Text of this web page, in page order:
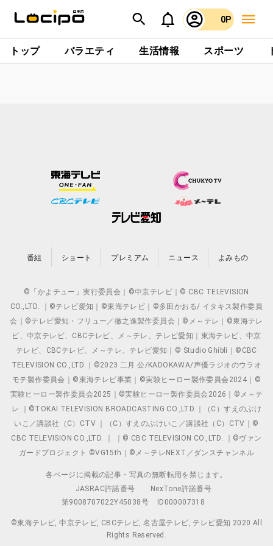
0P
トップ バラエティ 生活情報 スポーツ
番組 ショート プレミアム ニュース よみもの
©「かよチュー」実行委員会｜©中京テレビ｜© CBC TELEVISION
CO.,LTD. ｜©テレビ愛知｜©東海テレビ｜©多田かおる/ イタキス製作委員
会｜©テレビ愛知・フリュー／徹之進製作委員会｜©メ～テレ｜©東海テレ
ビ、中京テレビ、CBCテレビ、メ～テレ、テレビ愛知｜東海テレビ、中京
テレビ、CBCテレビ、メ～テレ、テレビ愛知｜© Studio Ghibli｜©CBC
TELEVISION CO.,LTD.｜©2023 二月 公/KADOKAWA/声優ラジオのウラオ
モテ製作委員会｜©東海テレビ事業｜©実験ヒーロー製作委員会2024｜©
実験ヒーロー製作委員会2025｜©実験ヒーロー製作委員会2026｜©メ～テ
レ ｜©TOKAI TELEVISION BROADCASTING CO.,LTD.｜（C）すえのぶけ
いこ／講談社（C）CTV ｜（C）すえのぶけいこ／講談社（C）CTV｜©
CBC TELEVISION CO.,LTD. ｜ ｜© CBC TELEVISION CO.,LTD. ｜©ヴァン
ガードプロジェクト ©VG15th｜©メ～テレNEXT／ダンスチャンネル
各ページに掲載の記事・写真の無断転用を禁じます。
JASRAC許諾番号
NexTone許諾番号
第9008707022Y45038号
ID000007318
©東海テレビ, 中京テレビ, CBCテレビ, 名古屋テレビ, テレビ愛知 2020 All
Rights Reserved.